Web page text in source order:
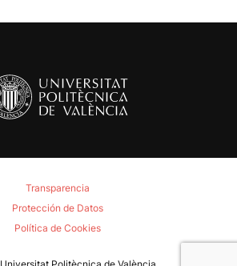
Transparencia
Protección de Datos
Política de Cookies